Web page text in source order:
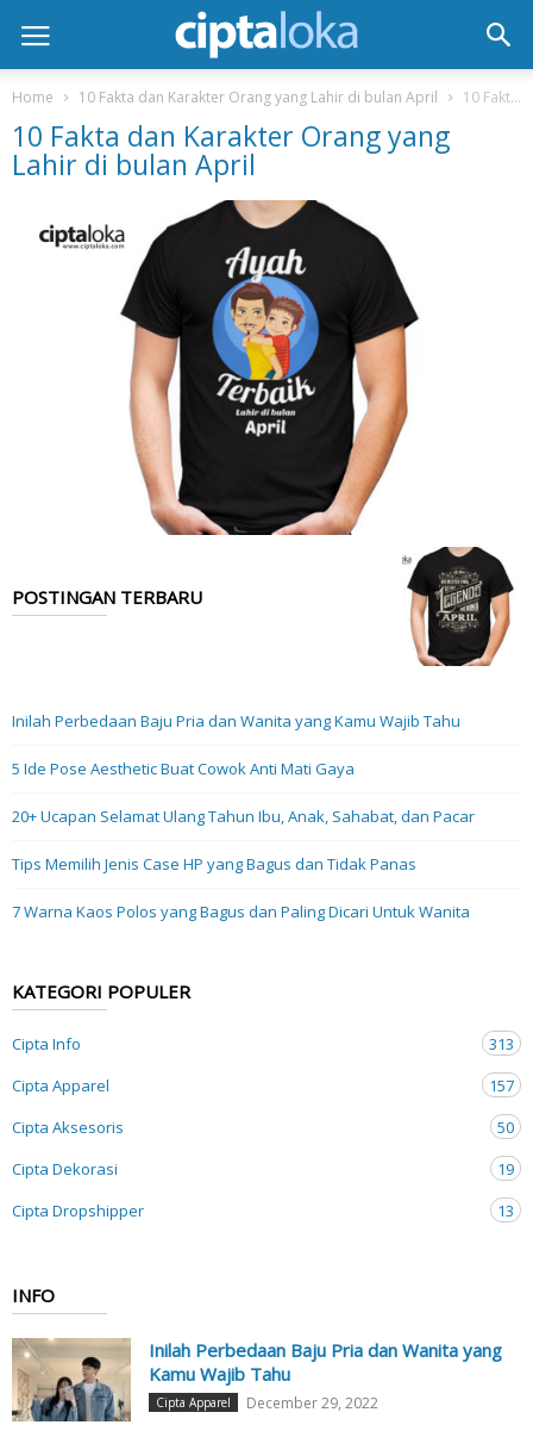
Home 10 Fakta dan Karakter Orang yang Lahir di bulan April 10 Fakta dan Karakter Orang yang Lahir di bulan April
10 Fakta dan Karakter Orang yang
Lahir di bulan April
POSTINGAN TERBARU
Inilah Perbedaan Baju Pria dan Wanita yang Kamu Wajib Tahu
5 Ide Pose Aesthetic Buat Cowok Anti Mati Gaya
20+ Ucapan Selamat Ulang Tahun Ibu, Anak, Sahabat, dan Pacar
Tips Memilih Jenis Case HP yang Bagus dan Tidak Panas
7 Warna Kaos Polos yang Bagus dan Paling Dicari Untuk Wanita
KATEGORI POPULER
Cipta Info
313
Cipta Apparel
157
Cipta Aksesoris
50
Cipta Dekorasi
19
Cipta Dropshipper
13
INFO
Inilah Perbedaan Baju Pria dan Wanita yang
Kamu Wajib Tahu
Cipta Apparel December 29, 2022